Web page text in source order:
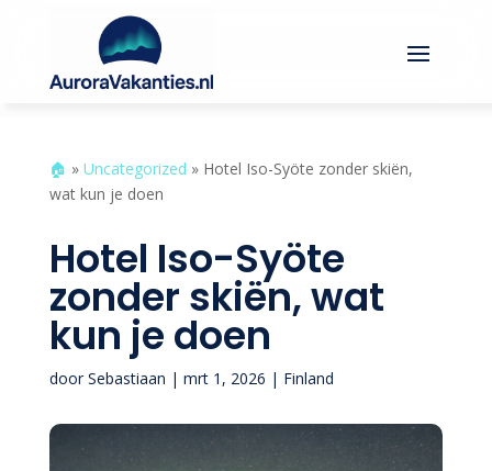
🏠︎ » Uncategorized » Hotel Iso-Syöte zonder skiën,
wat kun je doen
Hotel Iso-Syöte
zonder skiën, wat
kun je doen
doorSebastiaan | mrt 1, 2026 | Finland